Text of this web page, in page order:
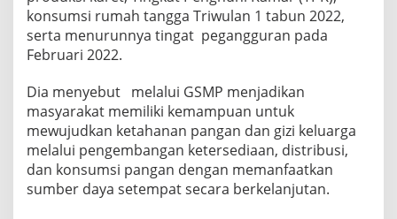
konsumsi rumah tangga Triwulan 1 tabun 2022,
serta menurunnya tingat pegangguran pada
Februari 2022.
Dia menyebut melalui GSMP menjadikan
masyarakat memiliki kemampuan untuk
mewujudkan ketahanan pangan dan gizi keluarga
melalui pengembangan ketersediaan, distribusi,
dan konsumsi pangan dengan memanfaatkan
sumber daya setempat secara berkelanjutan.